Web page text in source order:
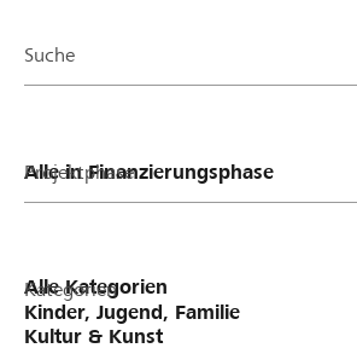
Suche
Projektphase
Kategorien